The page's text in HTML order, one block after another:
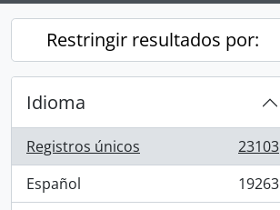
Restringir resultados por:
Idioma
Registros únicos
, 23103 resultados
23103
Español
, 19263 resultados
19263